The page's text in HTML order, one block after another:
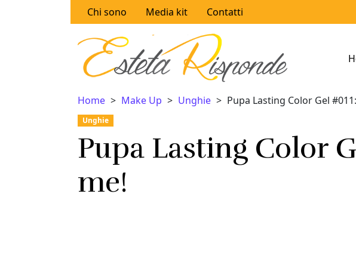
Chi sono Media kit Contatti
Home Make Up Unghie Pupa Lasting Color Gel
Unghie
Pupa Lasting Color
me!